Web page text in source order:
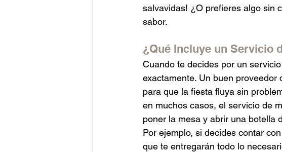
salvavidas! ¿O prefieres algo sin
sabor.
¿Qué Incluye un Servicio
Cuando te decides por un
exactamente. Un buen
para que la fiesta fluya sin
en muchos casos, el servicio de
poner la mesa y abrir una botella
Por ejemplo, si decides contar con
que te entregarán todo lo